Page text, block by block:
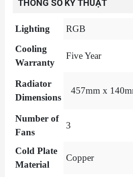
THÔNG SỐ KỸ THUẬT
Lighting
RGB
Cooling
Warranty
Five Year
Radiator
Dimensions
457mm x
Number of
Fans
3
Cold Plate
Material
Copper